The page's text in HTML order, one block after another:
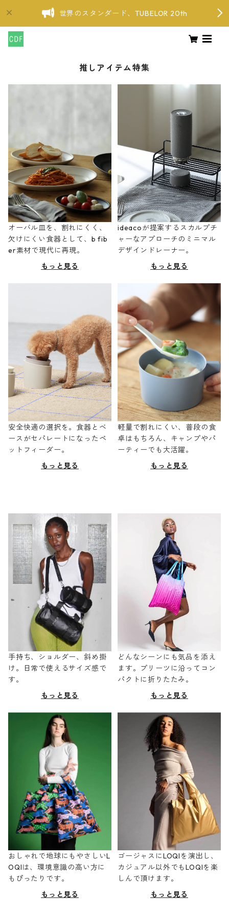
世界のスタンダード、TUBELOR 20th
推しアイテム特集
オーバル皿を、割れにくく、
欠けにくい食器として、b fib
er素材で現代に再現。
もっと見る
ideacoが提案するスカルプチ
ャーなアプローチのミニマル
デザインドレーナー。
もっと見る
安全快適の選択を。食器とベ
ースがセパレートになったペ
ットフィーダー。
もっと見る
軽量で割れにくい、普段の食
卓はもちろん、キャンプやパ
ーティーでも大活躍。
もっと見る
手持ち、ショルダー、斜め掛
け。日常で使えるサイズ感で
す。
もっと見る
どんなシーンにも気品を添え
ます。プリーツに沿ってコン
パクトに折りたたみ。
もっと見る
おしゃれで地球にもやさしいL
OQIは、環境意識の高い方に
もぴったりです。
もっと見る
ゴージャスにLOQIを演出し、
カジュアル以外でもLOQIを楽
しんで頂けます。
もっと見る